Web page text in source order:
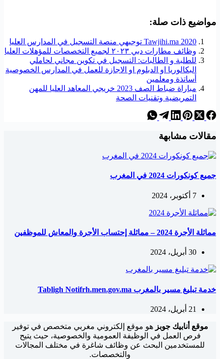
مواضيع ذات صلة:
Tawjihi.ma 2020 توجيهي منصة التسجيل في المدارس العليا
وظائف مطارات دبي ٢٠٢٣ لجميع التخصصات للمؤهلات العليا
للطلبة و الطالبات: التسجيل في تكوين مجاني لحاملي
البكالوريا او الدبلوم او الاجازة للعمل في المدارس الخصوصية
أساتذة ومعلمين
مباراة ضباط الصف 2023 خريجي المعاهد العليا للمهن
التمريضية وتقنيات الصحة
مقالات مشابهة
جميع كونكورات 2024 في المغرب
7 أكتوبر، 2024
مماثلة الأجرة 2024 – مماثلة إحتساب الأجرة والمعاش للموظفين
30 أبريل، 2024
خدمة تبليغ مسير بالمغرب Tabligh Notifrh.men.gov.ma
21 أبريل، 2024
موقع أنابيك جوبزهو موقع إلكتروني مغربي متخصص في توفير
فرص العمل في الوظيفة العمومية والخصوصية، حيث يتيح
للمستخدمين البحث عن وظائف شاغرة في مختلف المجالات
والتخصصات.